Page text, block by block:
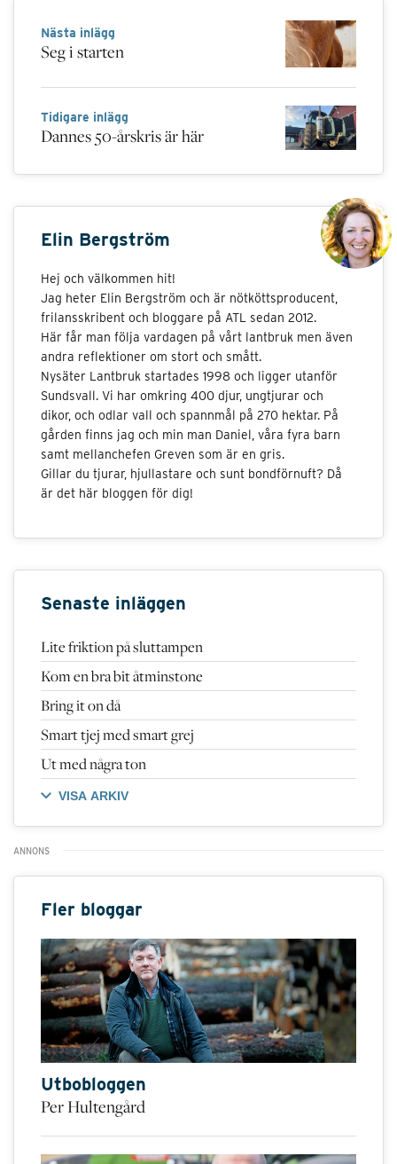
Nästa inlägg
Seg i starten
Tidigare inlägg
Dannes 50-årskris är här
Elin Bergström
Hej och välkommen hit!
Jag heter Elin Bergström och är nötköttsproducent,
frilansskribent och bloggare på ATL sedan 2012.
Här får man följa vardagen på vårt lantbruk men även
andra reflektioner om stort och smått.
Nysäter Lantbruk startades 1998 och ligger utanför
Sundsvall. Vi har omkring 400 djur, ungtjurar och
dikor, och odlar vall och spannmål på 270 hektar. På
gården finns jag och min man Daniel, våra fyra barn
samt mellanchefen Greven som är en gris.
Gillar du tjurar, hjullastare och sunt bondförnuft? Då
är det här bloggen för dig!
Senaste inläggen
Lite friktion på sluttampen
Kom en bra bit åtminstone
Bring it on då
Smart tjej med smart grej
Ut med några ton
VISA ARKIV
Fler bloggar
Utbobloggen
Per Hultengård